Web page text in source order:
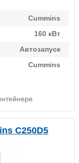
Cummins
160 кВт
Автозапуск
Cummins
C250D5